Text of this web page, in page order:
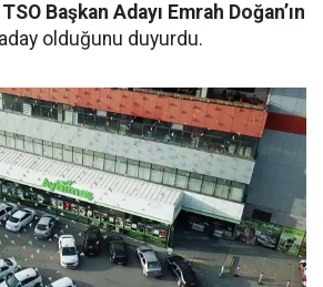
Başkan Adayı Emrah Doğan’ın
olduğunu duyurdu.